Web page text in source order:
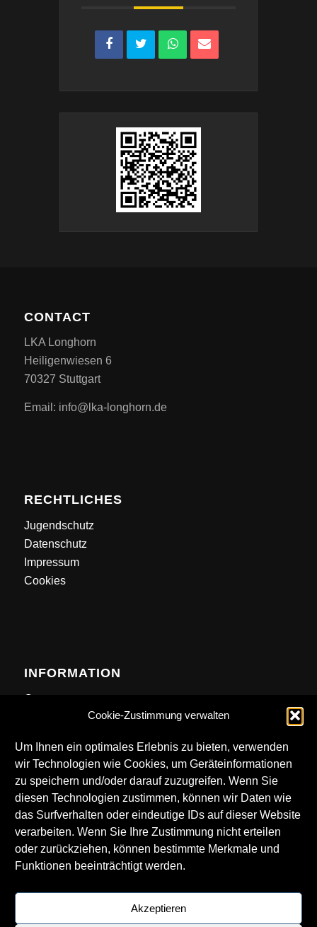
Cookie-Zustimmung verwalten
Um Ihnen ein optimales Erlebnis zu bieten, verwenden
wir Technologien wie Cookies, um Geräteinformationen
zu speichern und/oder darauf zuzugreifen. Wenn Sie
diesen Technologien zustimmen, können wir Daten wie
das Surfverhalten oder eindeutige IDs auf dieser Website
verarbeiten. Wenn Sie Ihre Zustimmung nicht erteilen
oder zurückziehen, können bestimmte Merkmale und
Funktionen beeinträchtigt werden.
Akzeptieren
CONTACT
LKA Longhorn
Heiligenwiesen 6
70327 Stuttgart
Email: info@lka-longhorn.de
RECHTLICHES
Jugendschutz
Datenschutz
Impressum
Cookies
INFORMATION
Contact
DOWNLOADS
Technical Rider
LKA Logos
Getränkekarte